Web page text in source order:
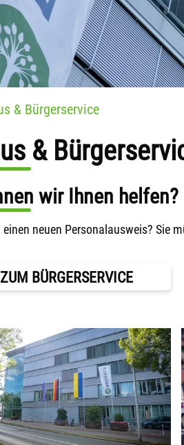
& Bürgerservice
&
wir Ihnen helfen?
einen neuen Personalausweis? Sie
ZUM BÜRGERSERVICE